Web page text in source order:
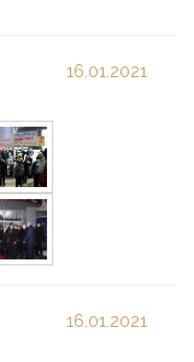
16.01.2021
16.01.2021